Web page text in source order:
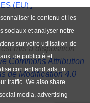
(EU)
mis à disposition
Commons Attribution
de Modification 4.0
le contenu et les
sociaux et analyser notre
sur votre utilisation de
de publicité et
content and ads, to
traffic. We also share
media, advertising